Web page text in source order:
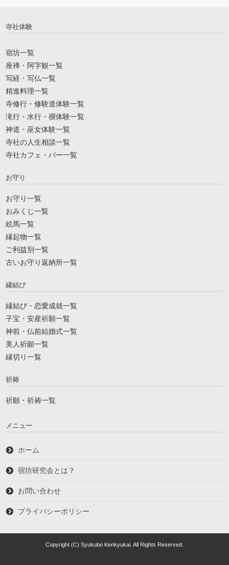
寺社体験
宿坊一覧
座禅・阿字観一覧
写経・写仏一覧
精進料理一覧
寺修行・修験道体験一覧
滝行・水行・禊体験一覧
神道・巫女体験一覧
寺社の人生相談一覧
寺社カフェ・バー一覧
お守り
お守り一覧
おみくじ一覧
絵馬一覧
縁起物一覧
ご利益別一覧
古いお守り返納所一覧
縁結び
縁結び・恋愛成就一覧
子宝・安産祈願一覧
神前・仏前結婚式一覧
美人祈願一覧
縁切り一覧
祈祷
祈願・祈祷一覧
メニュー
ホーム
宿坊研究会とは？
お問い合わせ
プライバシーポリシー
Copyright (C) Syukubo Kenkyukai. All Rights Reserved.